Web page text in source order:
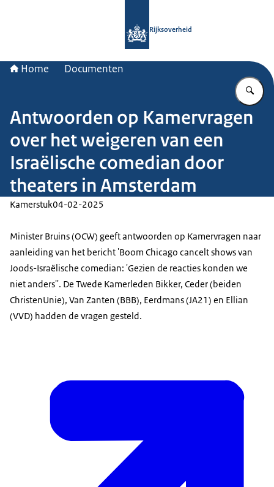
Rijksoverheid
Home Documenten
Antwoorden op Kamervragen
over het weigeren van een
Israëlische comedian door
theaters in Amsterdam
Kamerstuk04-02-2025
Minister Bruins (OCW) geeft antwoorden op Kamervragen naar
aanleiding van het bericht 'Boom Chicago cancelt shows van
Joods-Israëlische comedian: 'Gezien de reacties konden we
niet anders''. De Twede Kamerleden Bikker, Ceder (beiden
ChristenUnie), Van Zanten (BBB), Eerdmans (JA21) en Ellian
(VVD) hadden de vragen gesteld.